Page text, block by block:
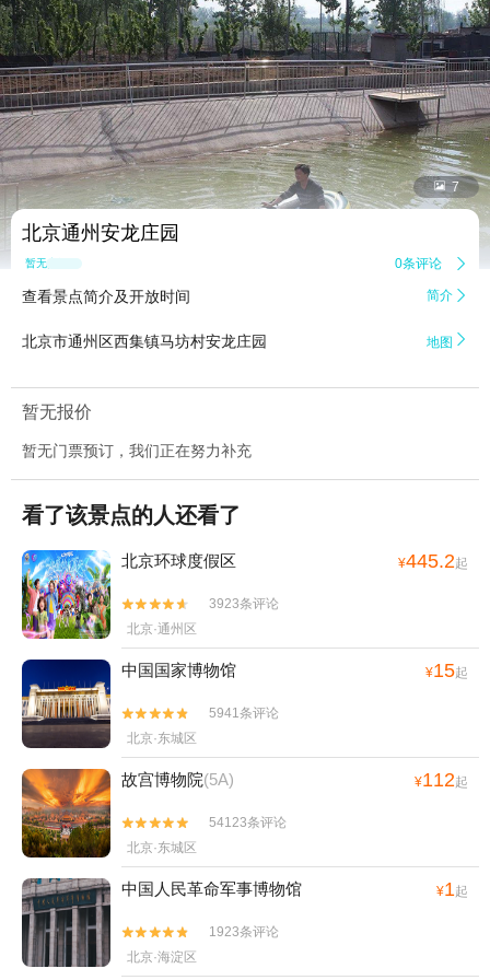
 7
北京通州安龙庄园
暂无点评 0条评论 
查看景点简介及开放时间 简介 
北京市通州区西集镇马坊村安龙庄园 地图 
暂无报价
暂无门票预订，我们正在努力补充
看了该景点的人还看了
北京环球度假区 ¥445.2起


3923条评论
北京·通州区
中国国家博物馆 ¥15起


5941条评论
北京·东城区
故宫博物院(5A) ¥112起


54123条评论
北京·东城区
中国人民革命军事博物馆 ¥1起


1923条评论
北京·海淀区
